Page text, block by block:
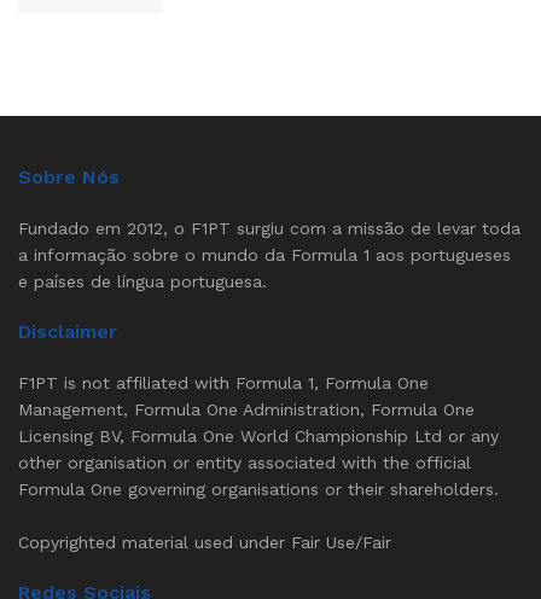
Sobre Nós
Fundado em 2012, o F1PT surgiu com a missão de levar toda
a informação sobre o mundo da Formula 1 aos portugueses
e países de língua portuguesa.
Disclaimer
F1PT is not affiliated with Formula 1, Formula One
Management, Formula One Administration, Formula One
Licensing BV, Formula One World Championship Ltd or any
other organisation or entity associated with the official
Formula One governing organisations or their shareholders.
Copyrighted material used under Fair Use/Fair
Redes Sociais